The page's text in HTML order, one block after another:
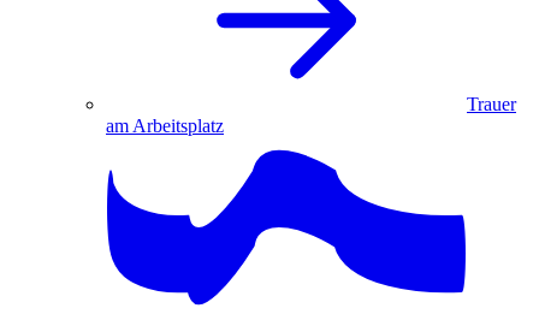
Trauer
am Arbeitsplatz